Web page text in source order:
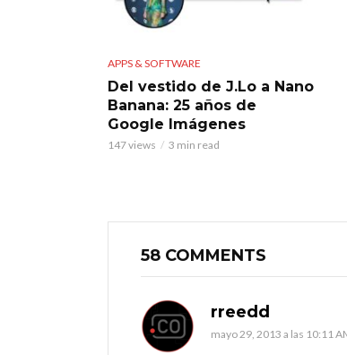
APPS & SOFTWARE
Del vestido de J.Lo a Nano
Banana: 25 años de
Google Imágenes
147 views 3 min read
58 COMMENTS
rreedd
mayo 29, 2013 a las 10:11